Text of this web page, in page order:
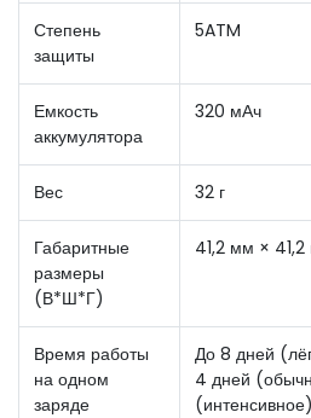
Степень
защиты
5ATM
Емкость
аккумулятора
320 мАч
Вес 32 г
Габаритные
размеры
(В*Ш*Г)
41,2 мм ×
Время работы
на одном
заряде
До 8 дней
4 дней
(интенсивное)